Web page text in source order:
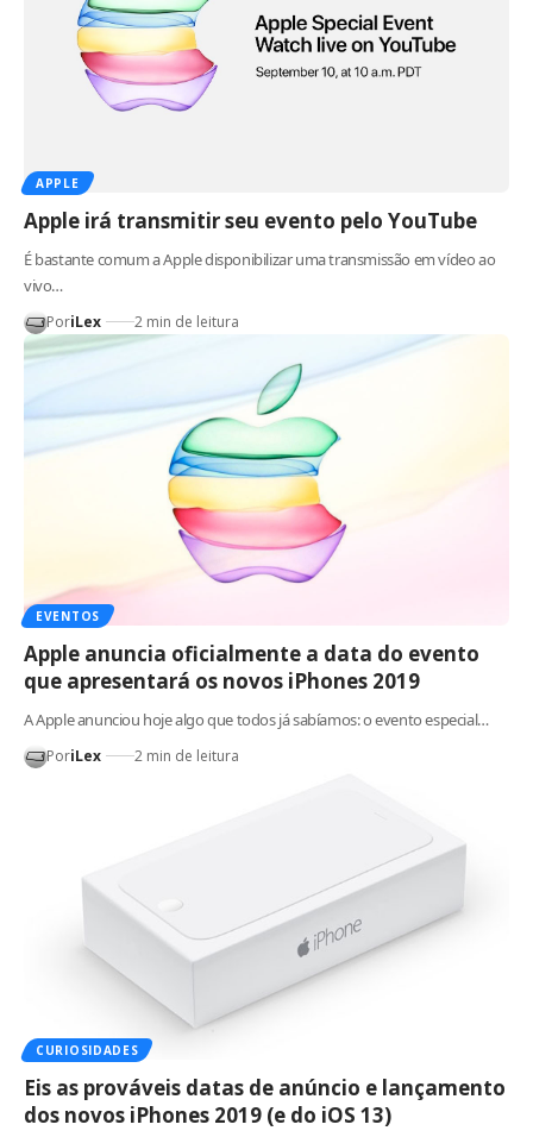
APPLE
Apple irá transmitir seu evento pelo YouTube
É bastante comum a Apple disponibilizar uma transmissão em vídeo ao
vivo…
PoriLex 2 min de leitura
EVENTOS
Apple anuncia oficialmente a data do evento
que apresentará os novos iPhones 2019
A Apple anunciou hoje algo que todos já sabíamos: o evento especial…
PoriLex 2 min de leitura
CURIOSIDADES
Eis as prováveis datas de anúncio e lançamento
dos novos iPhones 2019 (e do iOS 13)